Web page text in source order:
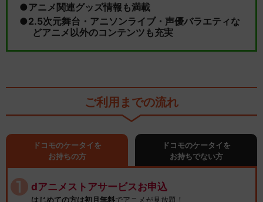
アニメ関連グッズ情報も満載
2.5次元舞台・アニソンライブ・声優バラエティな
どアニメ以外のコンテンツも充実
ご利用までの流れ
ドコモのケータイを
お持ちの方
ドコモのケータイを
お持ちでない方
dアニメストアサービスお申込
はじめての方は初月無料でアニメが見放題！